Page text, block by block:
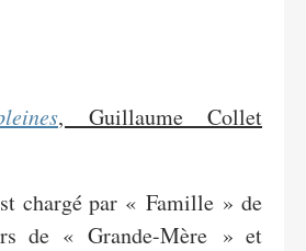
, Guillaume Collet
chargé par « Famille » de
de « Grande-Mère » et